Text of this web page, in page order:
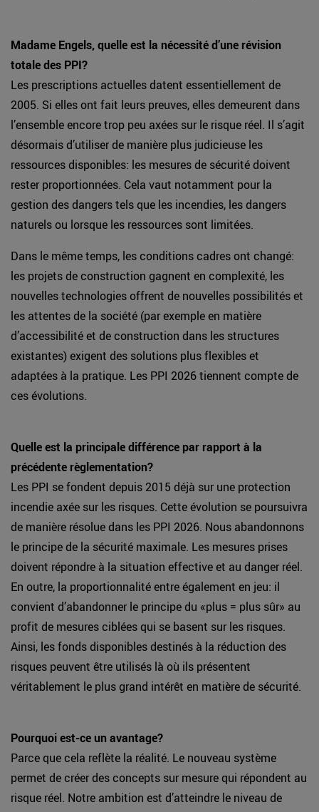
Madame Engels, quelle est la nécessité d’une révision
totale des PPI?
Les prescriptions actuelles datent essentiellement de
2005. Si elles ont fait leurs preuves, elles demeurent dans
l’ensemble encore trop peu axées sur le risque réel. Il s’agit
désormais d’utiliser de manière plus judicieuse les
ressources disponibles: les mesures de sécurité doivent
rester proportionnées. Cela vaut notamment pour la
gestion des dangers tels que les incendies, les dangers
naturels ou lorsque les ressources sont limitées.
Dans le même temps, les conditions cadres ont changé:
les projets de construction gagnent en complexité, les
nouvelles technologies offrent de nouvelles possibilités et
les attentes de la société (par exemple en matière
d’accessibilité et de construction dans les structures
existantes) exigent des solutions plus flexibles et
adaptées à la pratique. Les PPI 2026 tiennent compte de
ces évolutions.
Quelle est la principale différence par rapport à la
précédente règlementation?
Les PPI se fondent depuis 2015 déjà sur une protection
incendie axée sur les risques. Cette évolution se poursuivra
de manière résolue dans les PPI 2026. Nous abandonnons
le principe de la sécurité maximale. Les mesures prises
doivent répondre à la situation effective et au danger réel.
En outre, la proportionnalité entre également en jeu: il
convient d’abandonner le principe du «plus = plus sûr» au
profit de mesures ciblées qui se basent sur les risques.
Ainsi, les fonds disponibles destinés à la réduction des
risques peuvent être utilisés là où ils présentent
véritablement le plus grand intérêt en matière de sécurité.
Pourquoi est-ce un avantage?
Parce que cela reflète la réalité. Le nouveau système
permet de créer des concepts sur mesure qui répondent au
risque réel. Notre ambition est d’atteindre le niveau de